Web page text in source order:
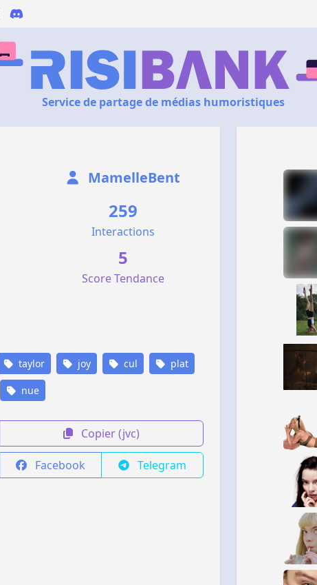
Service de partage de médias humoristiques
MamelleBent
259
Interactions
5
Score Tendance
taylor joy cul plat
nue
Copier (jvc)
Facebook Telegram